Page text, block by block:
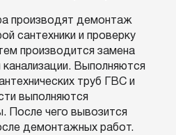
производят демонтаж
сантехники и проверку
производится замена
Выполняются
труб ГВС и
выполняются
После чего вывозится
демонтажных работ.